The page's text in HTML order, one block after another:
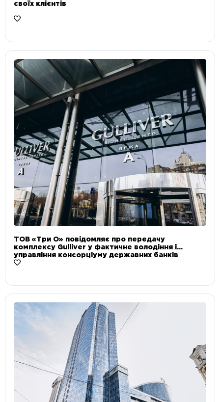
своїх клієнтів
ТОВ «Три О» повідомляє про передачу
комплексу Gulliver у фактичне володіння і
управління консорціуму державних банків